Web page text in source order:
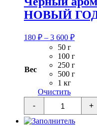
НОВЫЙ ГОД
180 ₽ – 3 600 ₽
180 ₽
–
3
Вес
50 г
100 г
250 г
500 г
1 кг
Очистить
-
Количество
товара
Черный
+